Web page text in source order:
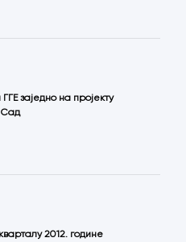
заједно на пројекту
Сад
2012. године